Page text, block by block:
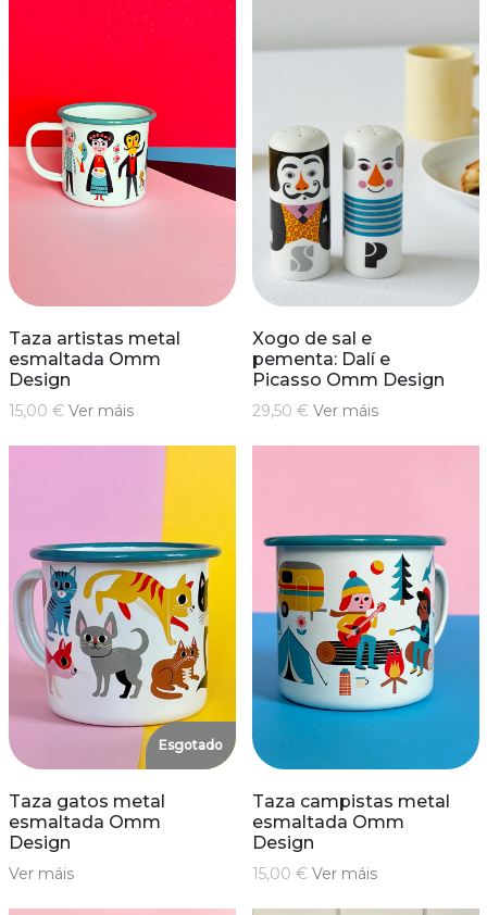
Taza artistas metal
esmaltada Omm
Design
15,00 € Ver máis
Xogo de sal e
pementa: Dalí e
Picasso Omm Design
29,50 € Ver máis
Esgotado
Taza gatos metal
esmaltada Omm
Design
Ver máis
Taza campistas metal
esmaltada Omm
Design
15,00 € Ver máis